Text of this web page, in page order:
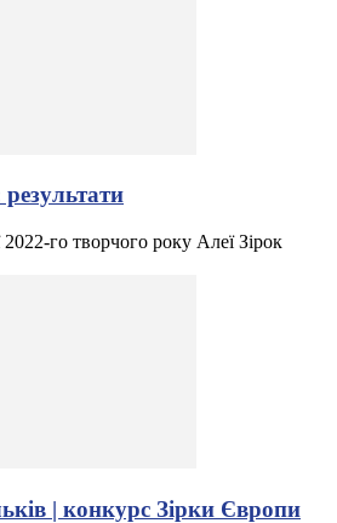
го творчого року Алеї Зірок
| конкурс Зірки Європи